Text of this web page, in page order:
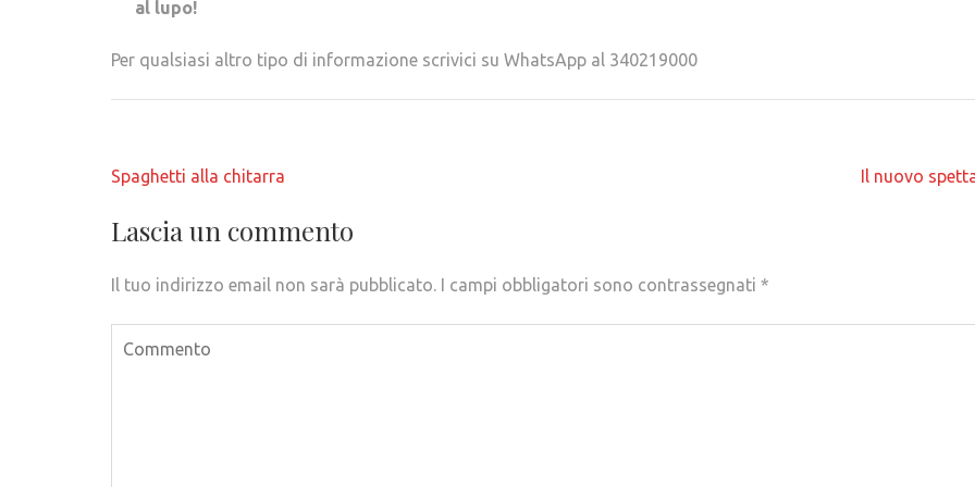
al lupo!
Per qualsiasi altro tipo di informazione scrivici su WhatsApp al 340219000
Navigazione
Spaghetti alla chitarra Il nuovo
Lascia un commento
Il tuo indirizzo email non sarà pubblicato. I campi obbligatori sono contrassegnati *